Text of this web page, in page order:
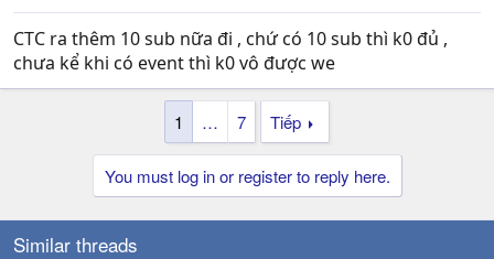
CTC ra thêm 10 sub nữa đi , chứ có 10 sub thì k0 đủ ,
chưa kể khi có event thì k0 vô được we
1 … 7 Tiếp
You must log in or register to reply here.
Similar threads